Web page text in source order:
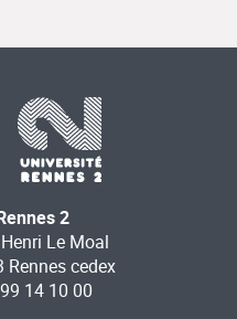
2
Le Moal
Rennes cedex
14 10 00